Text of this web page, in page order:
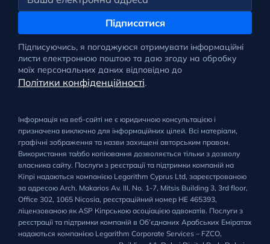
Підписатися
Підписуючись, я погоджуюся отримувати інформаційні
листи електронною поштою та даю згоду на обробку
моїх персональних даних відповідно до
Політики конфіденційності.
Інформація на веб-сайті не є юридичною консультацією і
призначена виключно для інформаційних цілей. Всі матеріали,
графічні зображення та назви захищені авторським правом.
Використання та/або копіювання дозволяється тільки з дозволу
власника сайту. Послуги з реєстрації та підтримки компаній на
Кіпрі надаються компанією Legarithm Cyprus Ltd, зареєстрованою
за адресою Arch. Makarios Av. III, No. 1-7, Mitsis Building 3, 3rd floor,
Office 302, 1065 Nicosia, реєстраційний номер HE 465393,
ліцензованою як ASP Кіпрською асоціацією адвокатів. Послуги з
реєстрації та підтримки компаній в Об’єднаних Арабських Еміратах
надаються компанією Legarithm Corporate Services – FZCO,